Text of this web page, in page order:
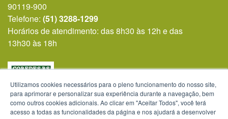
90119-900
Telefone: (51) 3288-1299
Horários de atendimento: das 8h30 às 12h e das
13h30 às 18h
Utilizamos cookies necessários para o pleno funcionamento do nosso site,
para aprimorar e personalizar sua experiência durante a navegação, bem
como outros cookies adicionais. Ao clicar em "Aceitar Todos", você terá
acesso a todas as funcionalidades da página e nos ajudará a desenvolver